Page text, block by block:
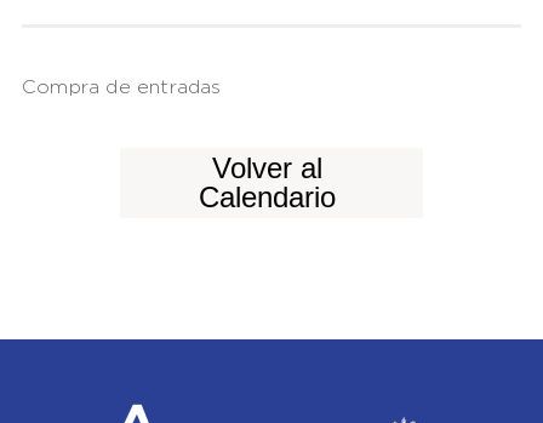
Compra de entradas
Volver al
Calendario